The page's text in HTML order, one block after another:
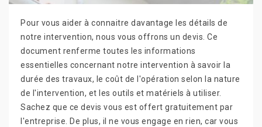
Pour vous aider à connaitre davantage les détails de
notre intervention, nous vous offrons un devis. Ce
document renferme toutes les informations
essentielles concernant notre intervention à savoir la
durée des travaux, le coût de l'opération selon la nature
de l'intervention, et les outils et matériels à utiliser.
Sachez que ce devis vous est offert gratuitement par
l'entreprise. De plus, il ne vous engage en rien, car vous